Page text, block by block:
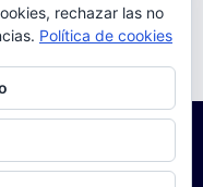
rechazar las no
Política de cookies
gestionar las cookies,